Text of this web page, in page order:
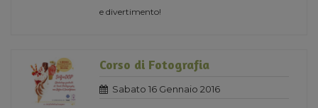
e divertimento!
Corso di Fotografia
Sabato 16 Gennaio 2016